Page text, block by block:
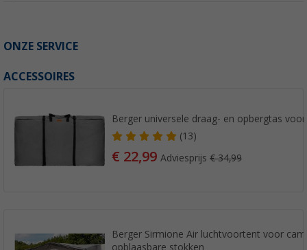
ONZE SERVICE
ACCESSOIRES
Berger universele draag- en opbergtas
(13)
€ 22,99Adviesprijs€ 34,99
Berger Sirmione Air luchtvoortent voor
opblaasbare stokken